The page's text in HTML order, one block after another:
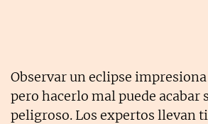
Observar un eclipse
pero hacerlo mal puede acabar
peligroso. Los expertos llevan